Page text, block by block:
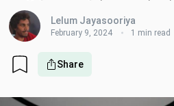
Lelum Jayasooriya
February 9, 2024 1 min read
Share